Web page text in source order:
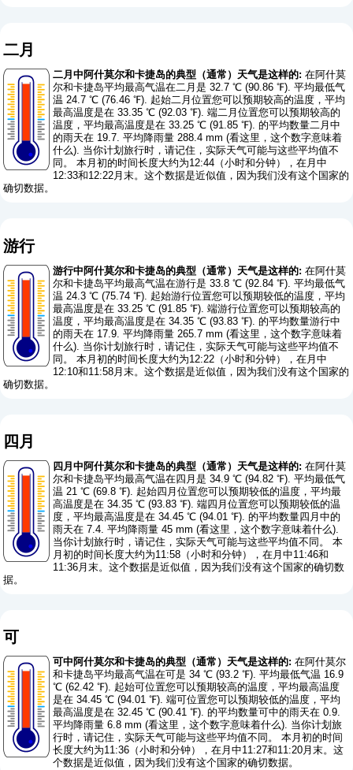
二月
二月中阿什莫尔和卡捷岛的典型（通常）天气是这样的: 在阿什莫
尔和卡捷岛平均最高气温在二月是 32.7 ℃ (90.86 ℉). 平均最低气
温 24.7 ℃ (76.46 ℉). 起始二月位置您可以预期较高的温度，平均
最高温度是在 33.35 ℃ (92.03 ℉). 端二月位置您可以预期较高的
温度，平均最高温度是在 33.25 ℃ (91.85 ℉). 的平均数量二月中
的雨天在 19.7. 平均降雨量 288.4 mm (看这里，这个数字意味着
什么). 当你计划旅行时，请记住，实际天气可能与这些平均值不
同。 本月初的时间长度大约为12:44（小时和分钟），在月中
12:33和12:22月末。这个数据是近似值，因为我们没有这个国家的
确切数据。
游行
游行中阿什莫尔和卡捷岛的典型（通常）天气是这样的: 在阿什莫
尔和卡捷岛平均最高气温在游行是 33.8 ℃ (92.84 ℉). 平均最低气
温 24.3 ℃ (75.74 ℉). 起始游行位置您可以预期较低的温度，平均
最高温度是在 33.25 ℃ (91.85 ℉). 端游行位置您可以预期较高的
温度，平均最高温度是在 34.35 ℃ (93.83 ℉). 的平均数量游行中
的雨天在 17.9. 平均降雨量 265.7 mm (看这里，这个数字意味着
什么). 当你计划旅行时，请记住，实际天气可能与这些平均值不
同。 本月初的时间长度大约为12:22（小时和分钟），在月中
12:10和11:58月末。这个数据是近似值，因为我们没有这个国家的
确切数据。
四月
四月中阿什莫尔和卡捷岛的典型（通常）天气是这样的: 在阿什莫
尔和卡捷岛平均最高气温在四月是 34.9 ℃ (94.82 ℉). 平均最低气
温 21 ℃ (69.8 ℉). 起始四月位置您可以预期较低的温度，平均最
高温度是在 34.35 ℃ (93.83 ℉). 端四月位置您可以预期较低的温
度，平均最高温度是在 34.45 ℃ (94.01 ℉). 的平均数量四月中的
雨天在 7.4. 平均降雨量 45 mm (看这里，这个数字意味着什么).
当你计划旅行时，请记住，实际天气可能与这些平均值不同。 本
月初的时间长度大约为11:58（小时和分钟），在月中11:46和
11:36月末。这个数据是近似值，因为我们没有这个国家的确切数
据。
可
可中阿什莫尔和卡捷岛的典型（通常）天气是这样的: 在阿什莫尔
和卡捷岛平均最高气温在可是 34 ℃ (93.2 ℉). 平均最低气温 16.9
℃ (62.42 ℉). 起始可位置您可以预期较高的温度，平均最高温度
是在 34.45 ℃ (94.01 ℉). 端可位置您可以预期较低的温度，平均
最高温度是在 32.45 ℃ (90.41 ℉). 的平均数量可中的雨天在 0.9.
平均降雨量 6.8 mm (看这里，这个数字意味着什么). 当你计划旅
行时，请记住，实际天气可能与这些平均值不同。 本月初的时间
长度大约为11:36（小时和分钟），在月中11:27和11:20月末。这
个数据是近似值，因为我们没有这个国家的确切数据。